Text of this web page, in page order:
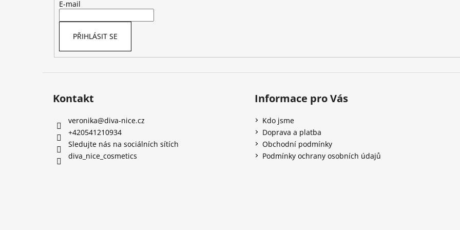
E-mail
PŘIHLÁSIT SE
Kontakt
veronika@diva-nice.cz
+420541210934
Sledujte nás na sociálních sítích
diva_nice_cosmetics
Informace pro Vás
Kdo jsme
Doprava a platba
Obchodní podmínky
Podmínky ochrany osobních údajů